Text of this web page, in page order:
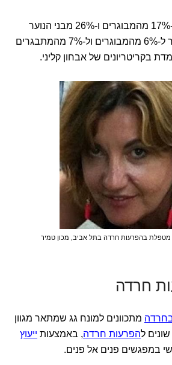
בארה״ב, לא פחות מ-17% מהמבוגרים ו-26% מבני הנוער
חיים עם חרדות, כאשר ל-6% מהמבוגרים ול-7% מהמתבגרים
בקריטריונים של אבחון קליני.
חרדה
מתכוונים למונח גג שמתאר מגוון
להפרעות חרדה, באמצעות ייעוץ
במפגשים פנים אל פנים.